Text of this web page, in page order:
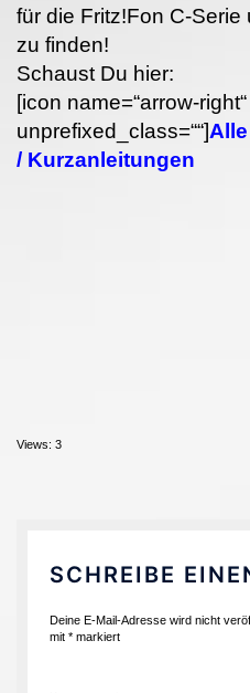
für die Fritz!Fon C-Serie
zu finden!
Schaust Du hier:
[icon name=“arrow-right“
unprefixed_class=““]
/ Kurzanleitungen
Views: 3
SCHREIBE
Deine E-Mail-Adresse wird nicht
mit * markiert